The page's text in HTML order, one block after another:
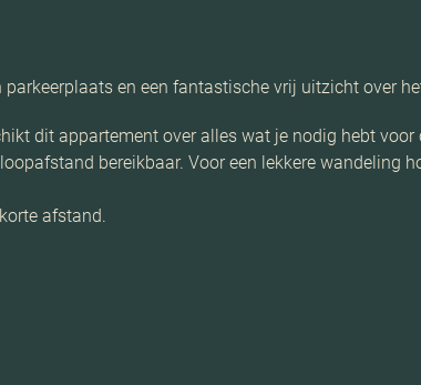
en een fantastische vrij uitzicht over
dit appartement over alles wat je nodig hebt
bereikbaar. Voor een lekkere wandeling
afstand.